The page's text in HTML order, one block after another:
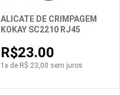
ALICATE DE CRIMPAGEM
KOKAY SC2210 RJ45
R$23.00
1x de R$ 23,00 sem juros